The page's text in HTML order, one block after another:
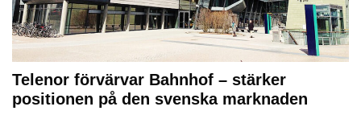
Telenor förvärvar Bahnhof – stärker
positionen på den svenska marknaden